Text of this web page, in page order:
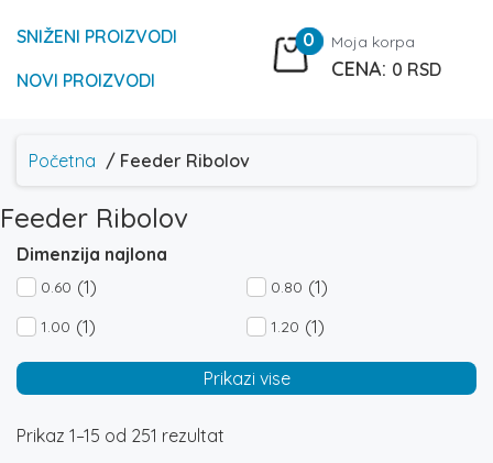
SNIŽENI PROIZVODI
NOVI PROIZVODI
0 Moja korpa
0 RSD
Početna / Feeder Ribolov
Feeder Ribolov
Dimenzija najlona
0.60 (1) 0.80 (1)
1.00 (1) 1.20 (1)
Prikazi vise
Prikaz 1–15 od 251 rezultat